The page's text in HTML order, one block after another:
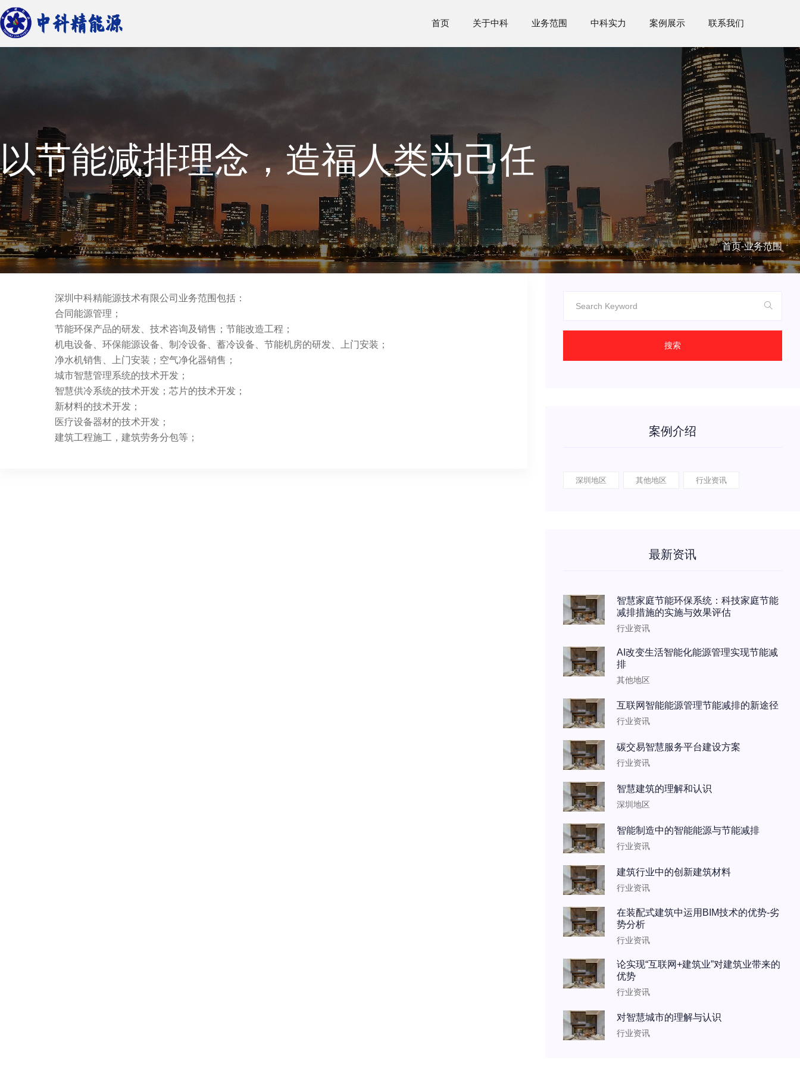
首页 关于中科 业务范围 中科实力 案例展示 联系我们
以节能减排理念，造福人类为己任
首页-业务范围
深圳中科精能源技术有限公司业务范围包括：
合同能源管理；
节能环保产品的研发、技术咨询及销售；节能改造工程；
机电设备、环保能源设备、制冷设备、蓄冷设备、节能机房的研发、上门安装；
净水机销售、上门安装；空气净化器销售；
城市智慧管理系统的技术开发；
智慧供冷系统的技术开发；芯片的技术开发；
新材料的技术开发；
医疗设备器材的技术开发；
建筑工程施工 ，建筑劳务分包等 ；
搜索
案例介绍
深圳地区 其他地区 行业资讯
最新资讯
智慧家庭节能环保系统：科技家庭节能
减排措施的实施与效果评估
行业资讯
AI改变生活智能化能源管理实现节能减
排
其他地区
互联网智能能源管理节能减排的新途径
行业资讯
碳交易智慧服务平台建设方案
行业资讯
智慧建筑的理解和认识
深圳地区
智能制造中的智能能源与节能减排
行业资讯
建筑行业中的创新建筑材料
行业资讯
在装配式建筑中运用BIM技术的优势-劣
势分析
行业资讯
论实现“互联网+建筑业”对建筑业带来的
优势
行业资讯
对智慧城市的理解与认识
行业资讯